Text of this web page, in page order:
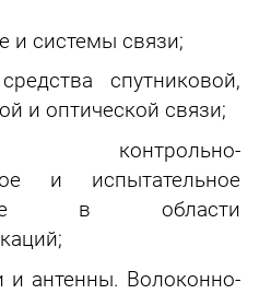
и системы связи;
спутниковой,
и оптической связи;
контрольно-
и испытательное
в области
и антенны. Волоконно-